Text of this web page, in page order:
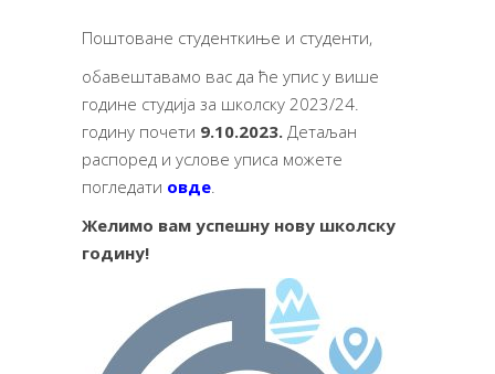
Поштоване студенткиње и студенти,
обавештавамо вас да ће упис у више
године студија за школску 2023/24.
годину почети 9.10.2023. Детаљан
распоред и услове уписа можете
погледати овде.
Желимо вам успешну нову школску
годину!